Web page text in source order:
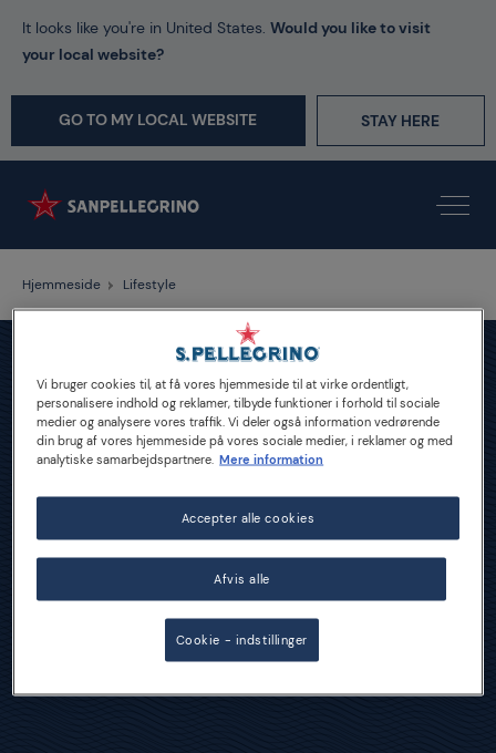
It looks like you're in United States. Would you like to visit
your local website?
GO TO MY LOCAL WEBSITE STAY HERE
Hjemmeside Lifestyle
Lifestyle
Vi bruger cookies til, at få vores hjemmeside til at virke ordentligt,
personalisere indhold og reklamer, tilbyde funktioner i forhold til sociale
medier og analysere vores traffik. Vi deler også information vedrørende
din brug af vores hjemmeside på vores sociale medier, i reklamer og med
analytiske samarbejdspartnere. Mere information
Afvis alle
Accepter alle cookies
Cookie - indstillinger